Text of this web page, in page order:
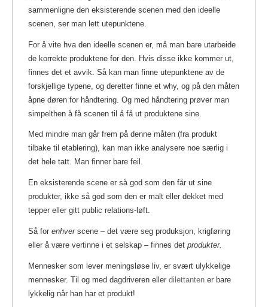
sammenligne den eksisterende scenen med den ideelle
scenen, ser man lett utepunktene.
For å vite hva den ideelle scenen er, må man bare utarbeide
de korrekte produktene for den. Hvis disse ikke kommer ut,
finnes det et avvik. Så kan man finne utepunktene av de
forskjellige typene, og deretter finne et why, og på den måten
åpne døren for håndtering. Og med håndtering prøver man
simpelthen å få scenen til å få ut produktene sine.
Med mindre man går frem på denne måten (fra produkt
tilbake til etablering), kan man ikke analysere noe særlig i
det hele tatt. Man finner bare feil.
En eksisterende scene er så god som den får ut sine
produkter, ikke så god som den er malt eller dekket med
tepper eller gitt public relations-løft.
Så for enhverscene – det være seg produksjon, krigføring
eller å være vertinne i et selskap – finnes det produkter.
Mennesker som lever meningsløse liv, er svært ulykkelige
mennesker. Til og med dagdriveren eller dilettanten er bare
lykkelig når han har et produkt!